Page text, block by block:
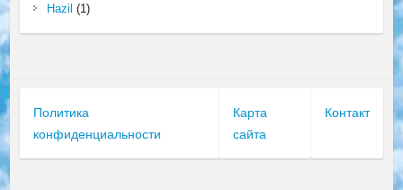
Hazil (1)
Политика
конфиденциальности
Карта
сайта
Контакт